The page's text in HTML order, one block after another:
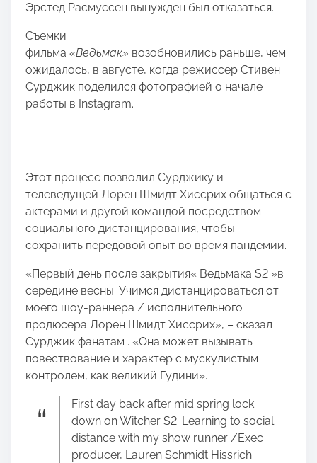
Эрстед Расмуссен вынужден был отказаться.
Съемки
фильма «Ведьмак» возобновились раньше, чем
ожидалось, в августе, когда режиссер Стивен
Сурджик поделился фотографией о начале
работы в Instagram.
Этот процесс позволил Сурджику и
телеведущей Лорен Шмидт Хиссрих общаться с
актерами и другой командой посредством
социального дистанцирования, чтобы
сохранить передовой опыт во время пандемии.
«Первый день после закрытия« Ведьмака S2 »в
середине весны. Учимся дистанцироваться от
моего шоу-раннера / исполнительного
продюсера Лорен Шмидт Хиссрих», – сказал
Сурджик фанатам . «Она может вызывать
повествование и характер с мускулистым
контролем, как великий Гудини».
First day back after mid spring lock
down on Witcher S2. Learning to social
distance with my show runner /Exec
producer, Lauren Schmidt Hissrich.